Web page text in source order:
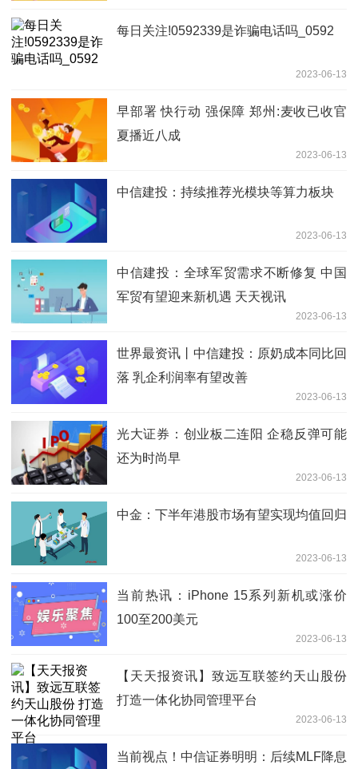
每日关注!0592339是诈骗电话吗_0592
2023-06-13
早部署 快行动 强保障 郑州:麦收已收官
夏播近八成
2023-06-13
中信建投：持续推荐光模块等算力板块
2023-06-13
中信建投：全球军贸需求不断修复 中国
军贸有望迎来新机遇 天天视讯
2023-06-13
世界最资讯丨中信建投：原奶成本同比回
落 乳企利润率有望改善
2023-06-13
光大证券：创业板二连阳 企稳反弹可能
还为时尚早
2023-06-13
中金：下半年港股市场有望实现均值回归
2023-06-13
当前热讯：iPhone 15系列新机或涨价
100至200美元
2023-06-13
【天天报资讯】致远互联签约天山股份
打造一体化协同管理平台
2023-06-13
当前视点！中信证券明明：后续MLF降息